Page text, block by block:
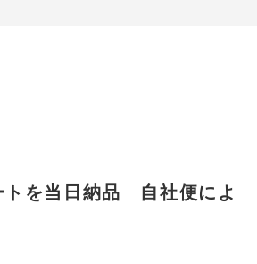
トを当日納品 自社便によ